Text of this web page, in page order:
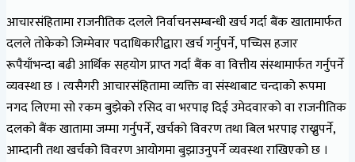
आचारसंहितामा राजनीतिक दलले निर्वाचनसम्बन्धी खर्च गर्दा बैंक खातामार्फत
दलले तोकेको जिम्मेवार पदाधिकारीद्वारा खर्च गर्नुपर्ने, पच्चिस हजार
रूपैयाँभन्दा बढी आर्थिक सहयोग प्राप्त गर्दा बैंक वा वित्तीय संस्थामार्फत गर्नुपर्ने
व्यवस्था छ । त्यसैगरी आचारसंहितामा व्यक्ति वा संस्थाबाट चन्दाको रूपमा
नगद लिएमा सो रकम बुझेको रसिद वा भरपाइ दिई उमेदवारको वा राजनीतिक
दलको बैंक खातामा जम्मा गर्नुपर्ने, खर्चको विवरण तथा बिल भरपाइ राख्नुपर्ने,
आम्दानी तथा खर्चको विवरण आयोगमा बुझाउनुपर्ने व्यवस्था राखिएको छ ।